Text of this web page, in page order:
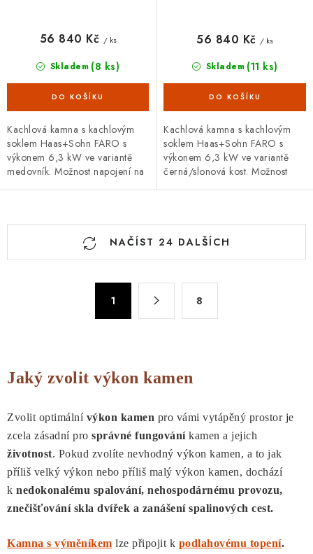
Skladem (8 ks)
56 840 Kč / ks
Kachlová kamna s kachlovým
soklem Haas+Sohn FARO s
výkonem 6,3 kW ve variantě
medovník. Možnost napojení na
Skladem (11 ks)
56 840 Kč / ks
Kachlová kamna s kachlovým
soklem Haas+Sohn FARO s
výkonem 6,3 kW ve variantě
černá/slonová kost. Možnost
p
v
k
y
v
ý
p
s
NAČÍST 24 DALŠÍCH
k
á
n
í
1 8
Jaký zvolit výkon kamen
Zvolit optimální výkon kamen pro vámi vytápěný prostor je
zcela zásadní pro správné fungováníkamen a jejich
životnost. Pokud zvolíte nevhodný výkon kamen, a to jak
příliš velký výkon nebo příliš malý výkon kamen, dochází
k nedokonalému spalování, nehospodárnému provozu,
znečišťování skla dvířek a zanášení spalinových cest.
Kamna s výměníkem lze připojit k podlahovému topení.